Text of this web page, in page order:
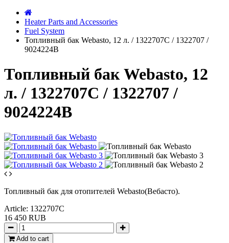
Heater Parts and Accessories
Fuel System
Топливный бак Webasto, 12 л. / 1322707C / 1322707 /
9024224B
Топливный бак Webasto, 12
л. / 1322707C / 1322707 /
9024224B
Топливный бак для отопителей Webasto(Вебасто).
Article: 1322707C
16 450 RUB
Add to cart